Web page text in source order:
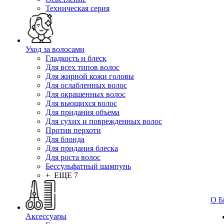
Техническая серия
Уход за волосами
Гладкость и блеск
Для всех типов волос
Для жирной кожи головы
Для ослабленных волос
Для окрашенных волос
Для вьющихся волос
Для придания объема
Для сухих и поврежденных волос
Против перхоти
Для блонда
Для придания блеска
Для роста волос
Бессульфатный шампунь
+ ЕЩЕ 7
Аксессуары
О